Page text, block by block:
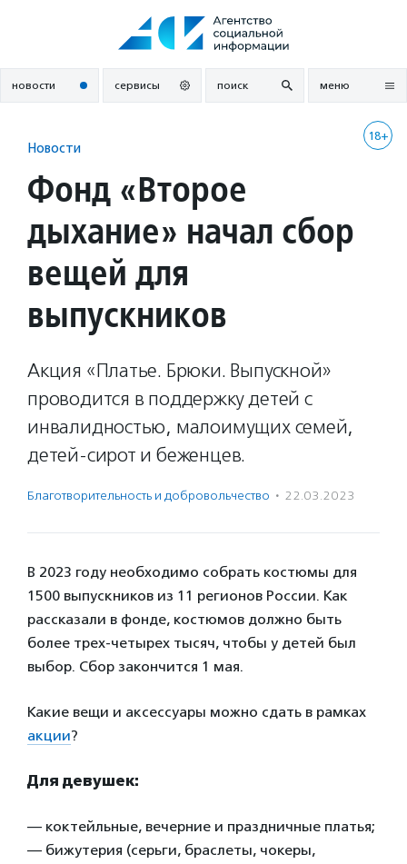
новости сервисы поиск меню
18+
Новости
Фонд «Второе
дыхание» начал сбор
вещей для
выпускников
Акция «Платье. Брюки. Выпускной»
проводится в поддержку детей с
инвалидностью, малоимущих семей,
детей-сирот и беженцев.
Благотвори­тель­ность и доброволь­чест­во · 22.03.2023
В 2023 году необходимо собрать костюмы для
1500 выпускников из 11 регионов России. Как
рассказали в фонде, костюмов должно быть
более трех-четырех тысяч, чтобы у детей был
выбор. Сбор закончится 1 мая.
Какие вещи и аксессуары можно сдать в рамках
акции?
Для девушек:
— коктейльные, вечерние и праздничные платья;
— бижутерия (серьги, браслеты, чокеры,